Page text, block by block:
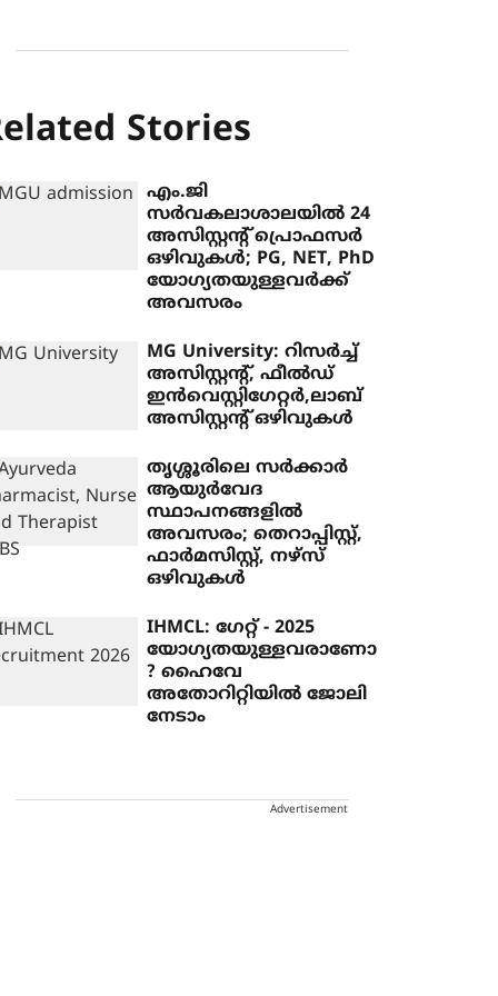
Stories
എം.ജി
സർവകലാശാലയിൽ 24
അസിസ്റ്റന്റ് പ്രൊഫസർ
ഒഴിവുകൾ; PG, NET, PhD
യോഗ്യതയുള്ളവർക്ക്
അവസരം
MG University: റിസർച്ച്
അസിസ്റ്റന്റ്, ഫീൽഡ്
ഇൻവെസ്റ്റിഗേറ്റർ,ലാബ്
അസിസ്റ്റന്റ് ഒഴിവുകൾ
തൃശ്ശൂരിലെ സർക്കാർ
ആയുർവേദ
സ്ഥാപനങ്ങളിൽ
അവസരം; തെറാപ്പിസ്റ്റ്,
ഫാർമസിസ്റ്റ്, നഴ്‌സ്
ഒഴിവുകൾ
IHMCL: ഗേറ്റ് - 2025
യോഗ്യതയുള്ളവരാണോ
? ഹൈവേ
അതോറിറ്റിയിൽ ജോലി
നേടാം
Advertisement